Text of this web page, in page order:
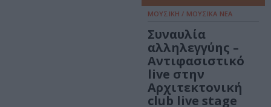
ΜΟΥΣΙΚΗ / ΜΟΥΣΙΚΑ ΝΕΑ
Συναυλία
αλληλεγγύης –
Αντιφασιστικό
live στην
Αρχιτεκτονική
club live stage